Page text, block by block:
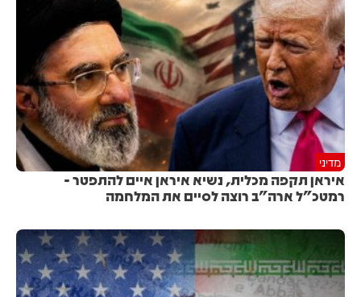
מדיני
איראן תקפה מכלית, נשיא איראן איים להתפטר -
רמטכ"ל ארה"ב רוצה לסיים את המלחמה